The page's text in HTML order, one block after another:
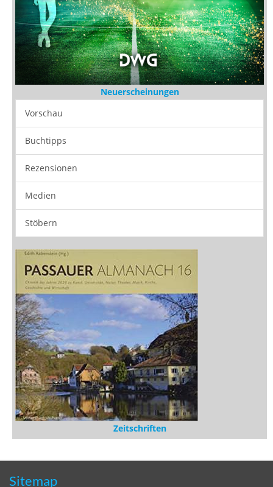
Neuerscheinungen
Vorschau
Buchtipps
Rezensionen
Medien
Stöbern
Zeitschriften
Sitemap